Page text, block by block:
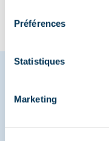
Préférences
Statistiques
Marketing
Share
Méribel